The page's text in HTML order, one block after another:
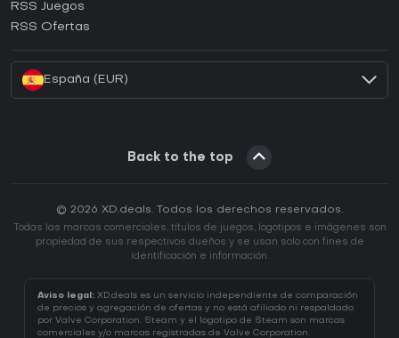
RSS Juegos
RSS Ofertas
España (EUR)
Back to the top
© 2026 XD.deals. Todos los derechos reservados.
Todas las marcas comerciales, títulos de juegos, logotipos e imágenes son
propiedad de sus respectivos dueños y se usan solo con fines de
identificación e información.
Aviso legal: XD.deals es un servicio independiente de comparación
de precios y agregación de ofertas y no está afiliado ni respaldado
por Valve Corporation. Steam y el logotipo de Steam son marcas
comerciales y/o marcas registradas de Valve Corporation.